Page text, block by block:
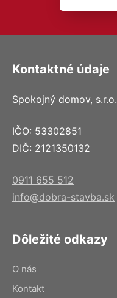
Kontaktné údaje
Spokojný domov, s.r.o.
IČO: 53302851
DIČ: 2121350132
0911 655 512
info@dobra-stavba.sk
Dôležité odkazy
O nás
Kontakt